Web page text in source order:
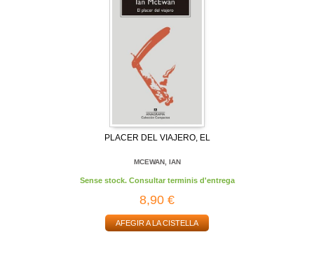
PLACER DEL VIAJERO, EL
MCEWAN, IAN
Sense stock. Consultar terminis d'entrega
8,90 €
AFEGIR A LA CISTELLA